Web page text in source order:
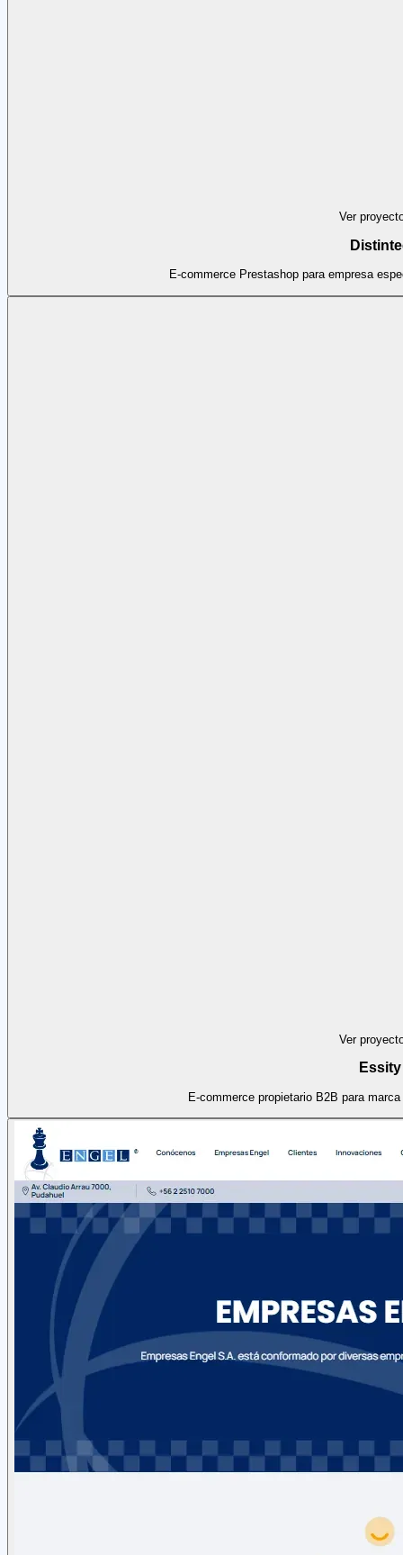
Ver
E-commerce Prestashop para empresa
Ver
Essity
E-commerce propietario B2B para